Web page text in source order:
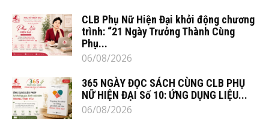
CLB Phụ Nữ Hiện Đại khởi động chương
trình: “21 Ngày Trưởng Thành Cùng
Phụ...
06/08/2026
365 NGÀY ĐỌC SÁCH CÙNG CLB PHỤ
NỮ HIỆN ĐẠI Số 10: ỨNG DỤNG LIỆU...
06/08/2026